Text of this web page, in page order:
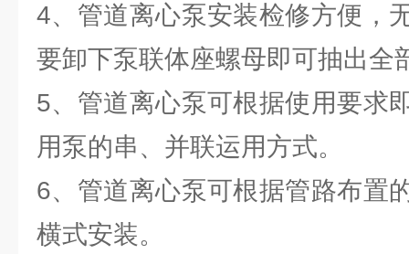
4、管道离心泵安装检修方便，
要卸下泵联体座螺母即可抽出全
5、管道离心泵可根据使用要求
用泵的串、并联运用方式。
6、管道离心泵可根据管路布置
横式安装。